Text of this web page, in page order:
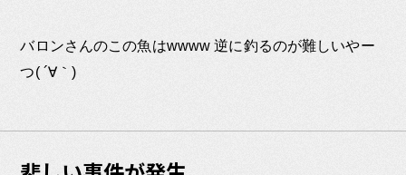
バロンさんのこの魚はwwww 逆に釣るのが難しいやー
つ( ´∀｀)